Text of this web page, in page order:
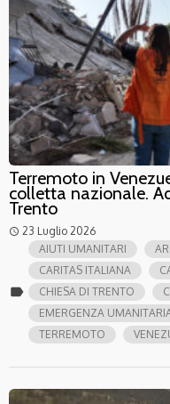
Terremoto in
colletta nazionale.
Trento
access_time 23 Luglio 2026
label
AIUTI UMANITARI
CARITAS ITALIANA
CHIESA DI TRENTO
EMERGENZA
TERREMOTO